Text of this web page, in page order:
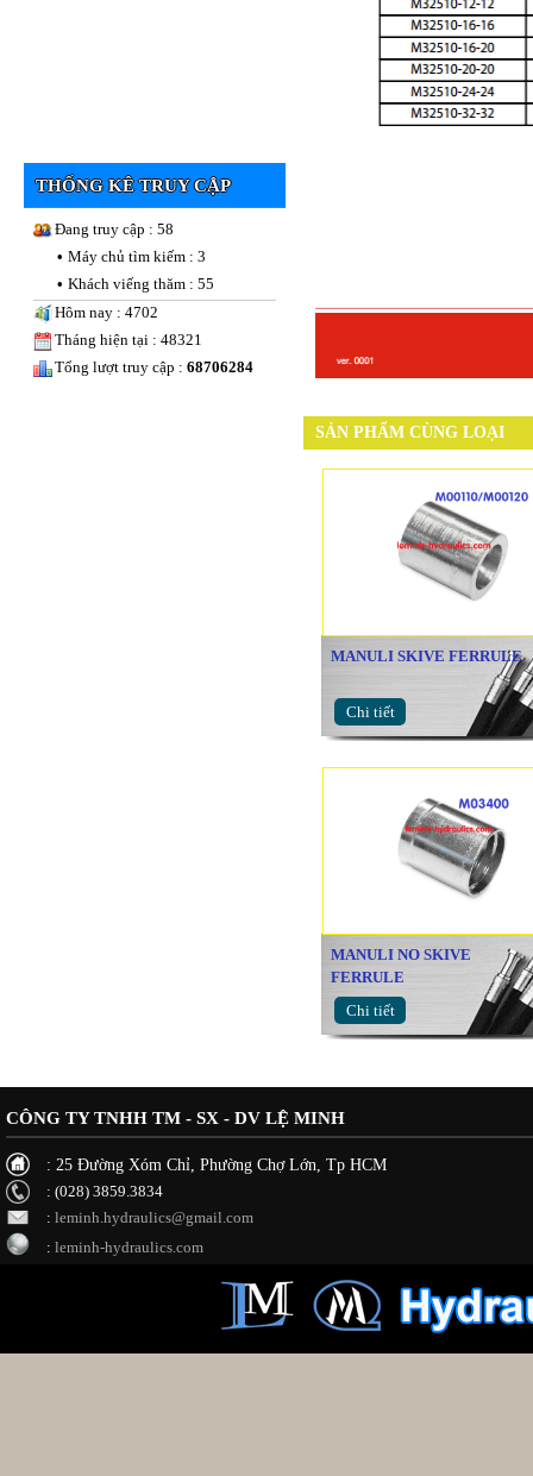
THỐNG KÊ TRUY CẬP
Đang truy cập : 58
• Máy chủ tìm kiếm : 3
• Khách viếng thăm : 55
Hôm nay : 4702
Tháng hiện tại : 48321
Tổng lượt truy cập : 68706284
SẢN PHẨM CÙNG LOẠI
MANULI SKIVE FERRULE
Chi tiết
MANULI NO SKIVE
FERRULE
Chi tiết
CÔNG TY TNHH TM - SX - DV LỆ MINH
: 25 Đường Xóm Chỉ, Phường Chợ Lớn, Tp HCM
: (028) 3859.3834
: leminh.hydraulics@gmail.com
: leminh-hydraulics.com